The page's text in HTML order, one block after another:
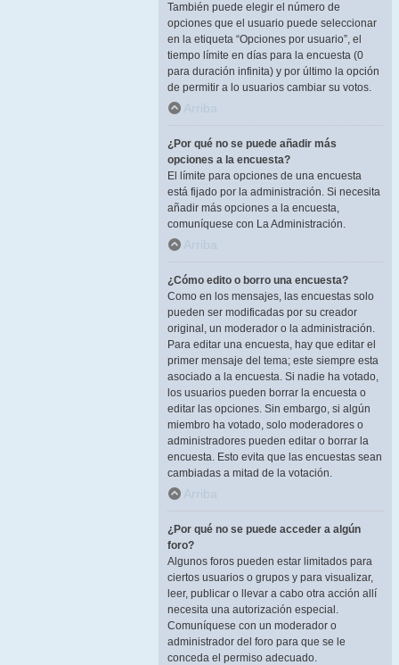
También puede elegir el número de
opciones que el usuario puede seleccionar
en la etiqueta “Opciones por usuario”, el
tiempo límite en días para la encuesta (0
para duración infinita) y por último la opción
de permitir a lo usuarios cambiar su votos.
Arriba
¿Por qué no se puede añadir más
opciones a la encuesta?
El límite para opciones de una encuesta
está fijado por la administración. Si necesita
añadir más opciones a la encuesta,
comuníquese con La Administración.
Arriba
¿Cómo edito o borro una encuesta?
Como en los mensajes, las encuestas solo
pueden ser modificadas por su creador
original, un moderador o la administración.
Para editar una encuesta, hay que editar el
primer mensaje del tema; este siempre esta
asociado a la encuesta. Si nadie ha votado,
los usuarios pueden borrar la encuesta o
editar las opciones. Sin embargo, si algún
miembro ha votado, solo moderadores o
administradores pueden editar o borrar la
encuesta. Esto evita que las encuestas sean
cambiadas a mitad de la votación.
Arriba
¿Por qué no se puede acceder a algún
foro?
Algunos foros pueden estar limitados para
ciertos usuarios o grupos y para visualizar,
leer, publicar o llevar a cabo otra acción allí
necesita una autorización especial.
Comuníquese con un moderador o
administrador del foro para que se le
conceda el permiso adecuado.